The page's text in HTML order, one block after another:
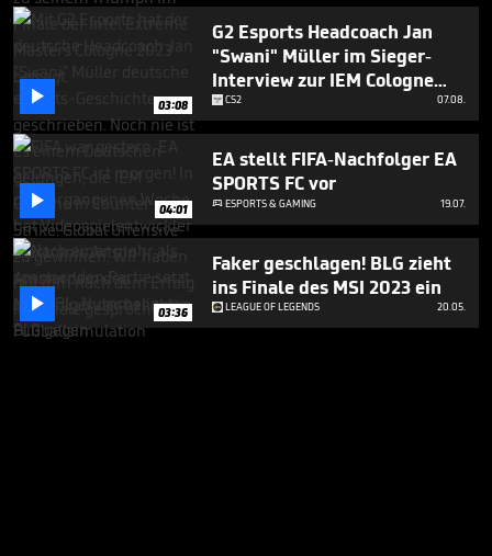
 03:08
G2 Esports Headcoach Jan
"Swani" Müller im Sieger-
Interview zur IEM Cologne
2023
CS2 07.08.
 04:01
EA stellt FIFA-Nachfolger EA
SPORTS FC vor
ESPORTS & GAMING 19.07.
 03:36
Faker geschlagen! BLG zieht
ins Finale des MSI 2023 ein
LEAGUE OF LEGENDS 20.05.